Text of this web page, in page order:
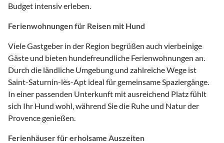
Budget intensiv erleben.
Ferienwohnungen für Reisen mit Hund
Viele Gastgeber in der Region begrüßen auch vierbeinige
Gäste und bieten hundefreundliche Ferienwohnungen an.
Durch die ländliche Umgebung und zahlreiche Wege ist
Saint-Saturnin-lès-Apt ideal für gemeinsame Spaziergänge.
In einer passenden Unterkunft mit ausreichend Platz fühlt
sich Ihr Hund wohl, während Sie die Ruhe und Natur der
Provence genießen.
Ferienhäuser für erholsame Auszeiten